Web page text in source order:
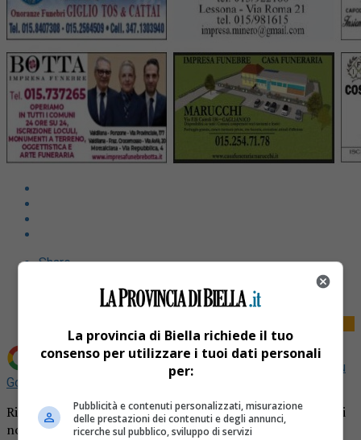
Share
Aggiungi La Provincia di Biella come
Fonte preferita su
Google
Ricordiamo i nostri cari defunti. Un pensiero d’amore per i
nostri cari defunti, la pagina dei necrologi del giornale La
La provincia di Biella richiede il tuo
consenso per utilizzare i tuoi dati personali
per:
Pubblicità e contenuti personalizzati, misurazione
delle prestazioni dei contenuti e degli annunci,
ricerche sul pubblico, sviluppo di servizi